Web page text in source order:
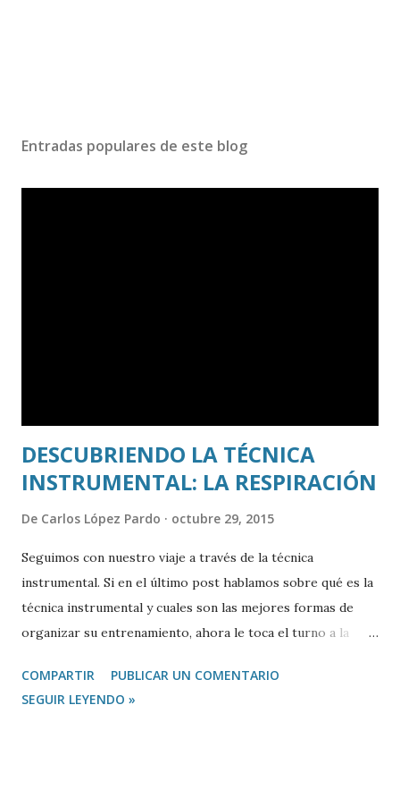
Entradas populares de este blog
DESCUBRIENDO LA TÉCNICA
INSTRUMENTAL: LA RESPIRACIÓN
De Carlos López Pardo octubre 29, 2015
Seguimos con nuestro viaje a través de la técnica
instrumental. Si en el último post hablamos sobre qué es la
técnica instrumental y cuales son las mejores formas de
organizar su entrenamiento, ahora le toca el turno a la
técnica instrumental se divide en cuatro grandes bloques:
RESPIRACIÓN SONIDO DIGITACIÓN ARTICULACIÓN Cada
COMPARTIR
PUBLICAR UN COMENTARIO
SEGUIR LEYENDO »